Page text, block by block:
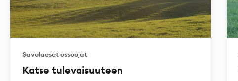
Savolaeset ossoojat
Katse tulevaisuuteen